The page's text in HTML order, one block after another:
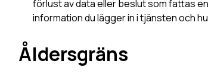
förlust av data eller beslut som fattas
information du lägger in i tjänsten och
Åldersgräns